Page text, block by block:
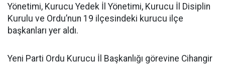
Yönetimi, Kurucu Yedek İl Yönetimi, Kurucu İl Disiplin
Kurulu ve Ordu’nun 19 ilçesindeki kurucu ilçe
başkanları yer aldı.
Yeni Parti Ordu Kurucu İl Başkanlığı görevine Cihangir